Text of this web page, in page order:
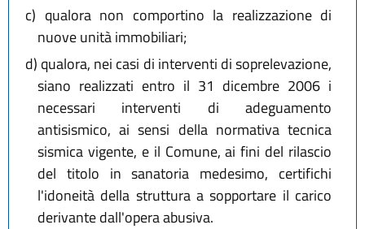
c) qualora non comportino la realizzazione di
nuove unità immobiliari;
d) qualora, nei casi di interventi di soprelevazione,
siano realizzati entro il 31 dicembre 2006 i
necessari interventi di adeguamento
antisismico, ai sensi della normativa tecnica
sismica vigente, e il Comune, ai fini del rilascio
del titolo in sanatoria medesimo, certifichi
l'idoneità della struttura a sopportare il carico
derivante dall'opera abusiva.